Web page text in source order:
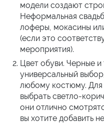
модели создают
Неформальная
лоферы, мокасины
(если это
мероприятия).
Цвет обуви. Черные
универсальный
любому костюму.
выбрать светло-
они отлично
вы хотите добавить